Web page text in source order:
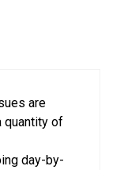
are
quantity of
day-by-